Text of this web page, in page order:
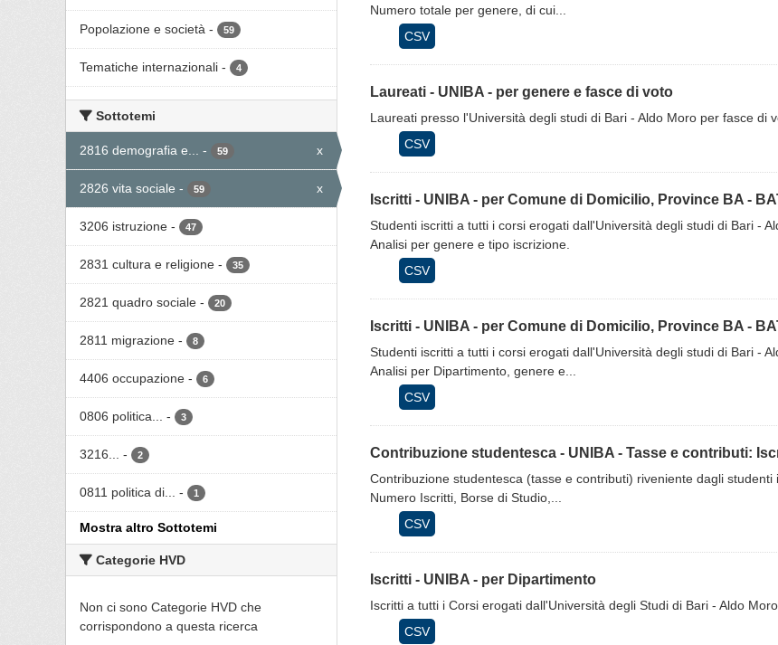
Popolazione e società - 59
Tematiche internazionali - 4
Sottotemi
2816 demografia e... - 59 x
2826 vita sociale - 59 x
3206 istruzione - 47
2831 cultura e religione - 35
2821 quadro sociale - 20
2811 migrazione - 8
4406 occupazione - 6
0806 politica... - 3
3216... - 2
0811 politica di... - 1
Mostra altro Sottotemi
Categorie HVD
Non ci sono Categorie HVD che
corrispondono a questa ricerca
Numero totale per genere, di cui...
CSV
Laureati - UNIBA - per genere e fasce di voto
Laureati presso l'Università degli studi di Bari - Aldo Moro per fasce
CSV
Iscritti - UNIBA - per Comune di Domicilio, Province BA -
Studenti iscritti a tutti i corsi erogati dall'Università degli studi di Bari -
Analisi per genere e tipo iscrizione.
CSV
Iscritti - UNIBA - per Comune di Domicilio, Province BA -
Studenti iscritti a tutti i corsi erogati dall'Università degli studi di Bari -
Analisi per Dipartimento, genere e...
CSV
Contribuzione studentesca - UNIBA - Tasse e contributi:
Contribuzione studentesca (tasse e contributi) riveniente dagli
Numero Iscritti, Borse di Studio,...
CSV
Iscritti - UNIBA - per Dipartimento
Iscritti a tutti i Corsi erogati dall'Università degli Studi di Bari - Aldo
CSV